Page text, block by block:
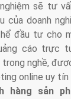
sẽ tư
của doanh
đầu tư cho
cáo trực
trong nghề,
online uy tín
hàng sản